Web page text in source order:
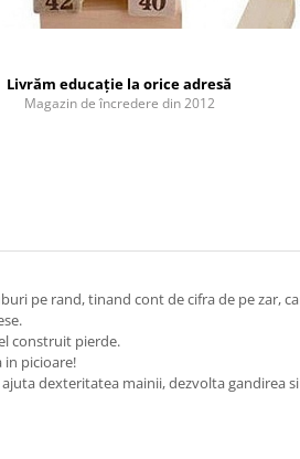
Livrăm educație la orice adresă
Magazin de încredere din 2012
pe rand, tinand cont de cifra de pe zar,
construit pierde.
in picioare!
dexteritatea mainii, dezvolta gandirea